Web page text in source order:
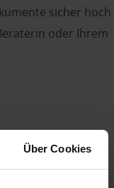
Über Cookies
sicher hoch
oder Ihrem